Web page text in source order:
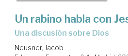
Un rabino habla con
Una discusión sobre Dios
Neusner, Jacob